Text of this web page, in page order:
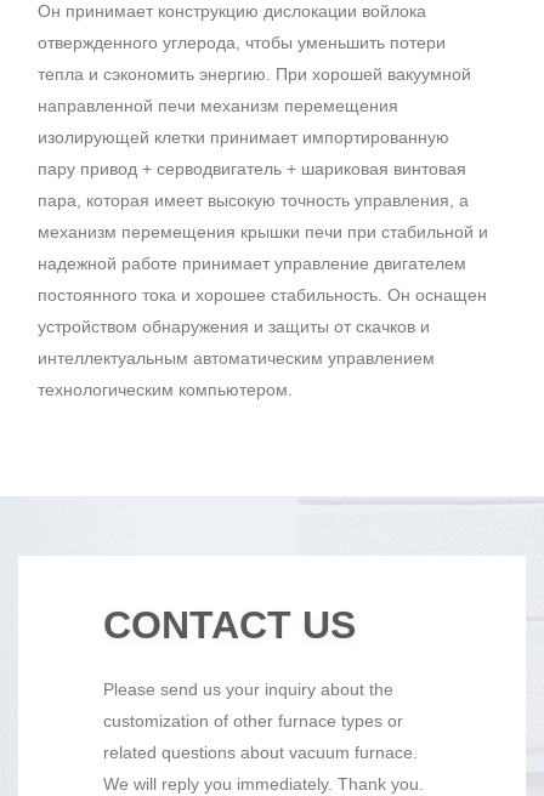
Он принимает конструкцию дислокации войлока
отвержденного углерода, чтобы уменьшить потери
тепла и сэкономить энергию. При хорошей вакуумной
направленной печи механизм перемещения
изолирующей клетки принимает импортированную
пару привод + серводвигатель + шариковая винтовая
пара, которая имеет высокую точность управления, а
механизм перемещения крышки печи при стабильной и
надежной работе принимает управление двигателем
постоянного тока и хорошее стабильность. Он оснащен
устройством обнаружения и защиты от скачков и
интеллектуальным автоматическим управлением
технологическим компьютером.
CONTACT US
Please send us your inquiry about the
customization of other furnace types or
related questions about vacuum furnace.
We will reply you immediately. Thank you.